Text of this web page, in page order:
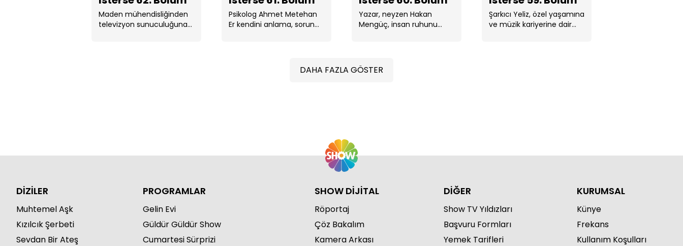
Bölüm
Maden mühendisliğinden
televizyon sunuculuğuna
Psikolog Ahmet Metehan
Er kendini anlama, sorun
Yazar, neyzen Hakan
Mengüç, insan ruhunu
Şarkıcı Yeliz, özel yaşamına
ve müzik kariyerine dair
DAHA FAZLA GÖSTER
DİZİLER
Muhtemel Aşk
Kızılcık Şerbeti
Sevdan Bir Ateş
PROGRAMLAR
Gelin Evi
Güldür Güldür Show
Cumartesi Sürprizi
SHOW DİJİTAL
Röportaj
Çöz Bakalım
Kamera Arkası
DİĞER
Show TV Yıldızları
Başvuru Formları
Yemek Tarifleri
KURUMSAL
Künye
Frekans
Kullanım Koşulları